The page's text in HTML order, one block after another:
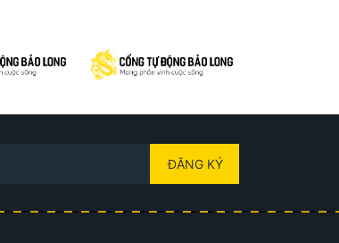
ĐĂNG KÝ